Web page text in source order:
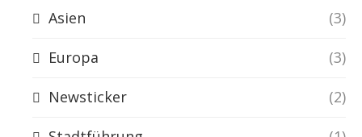
Asien (3)
Europa (3)
Newsticker (2)